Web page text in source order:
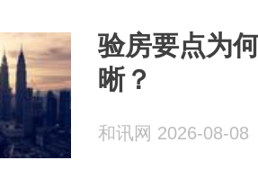
验房要点为
晰？
和讯网 2026-08-08